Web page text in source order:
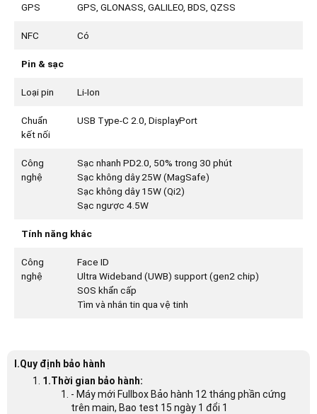
GPS GPS, GLONASS, GALILEO, BDS, QZSS
NFC Có
Pin & sạc
Loại pin Li-Ion
Chuẩn
kết nối
USB Type-C 2.0, DisplayPort
Công
nghệ
Sạc nhanh PD2.0, 50% trong 30 phút
Sạc không dây 25W (MagSafe)
Sạc không dây 15W (Qi2)
Sạc ngược 4.5W
Tính năng khác
Công
nghệ
Face ID
Ultra Wideband (UWB) support (gen2 chip)
SOS khẩn cấp
Tìm và nhắn tin qua vệ tinh
I.Quy định bảo hành
1.Thời gian bảo hành:
- Máy mới Fullbox Bảo hành 12 tháng phần cứng
trên main, Bao test 15 ngày 1 đổi 1